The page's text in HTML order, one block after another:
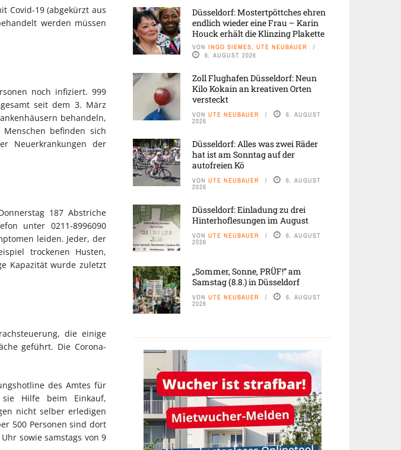
Covid-19 (abgekürzt aus
werden müssen
noch infiziert. 999
seit dem 3. März
behandeln,
befinden sich
Neuerkrankungen der
187 Abstriche
unter 0211-8996090
leiden. Jeder, der
trockenen Husten,
Kapazität wurde zuletzt
die einige
geführt. Die Corona-
des Amtes für
Hilfe beim Einkauf,
nicht selber erledigen
500 Personen sind dort
sowie samstags von 9
Düsseldorf: Mostertpöttches ehren
endlich wieder eine Frau – Karin
Houck erhält die Klinzing Plakette
VON INGO SIEMES, UTE NEUBAUER
6. AUGUST 2026
Zoll Flughafen Düsseldorf: Neun
Kilo Kokain an kreativen Orten
versteckt
VON UTE NEUBAUER 6. AUGUST
2026
Düsseldorf: Alles was zwei Räder
hat ist am Sonntag auf der
autofreien Kö
VON UTE NEUBAUER 6. AUGUST
2026
Düsseldorf: Einladung zu drei
Hinterhoflesungen im August
VON UTE NEUBAUER 6. AUGUST
2026
„Sommer, Sonne, PRÜF!“ am
Samstag (8.8.) in Düsseldorf
VON UTE NEUBAUER 6. AUGUST
2026